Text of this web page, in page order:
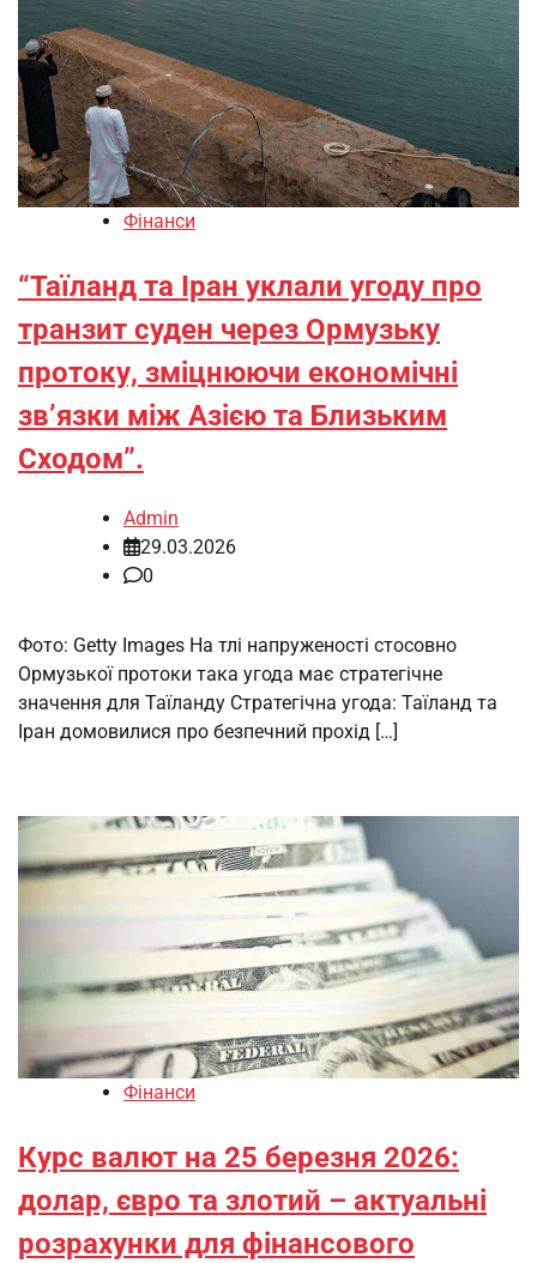
Фінанси
“Таїланд та Іран уклали угоду про
транзит суден через Ормузьку
протоку, зміцнюючи економічні
зв’язки між Азією та Близьким
Сходом”.
Admin
29.03.2026
0
Фото: Getty Images На тлі напруженості стосовно
Ормузької протоки така угода має стратегічне
значення для Таїланду Стратегічна угода: Таїланд та
Іран домовилися про безпечний прохід […]
Фінанси
Курс валют на 25 березня 2026:
долар, євро та злотий – актуальні
розрахунки для фінансового